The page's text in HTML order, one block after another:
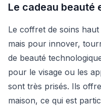
Le cadeau beauté
Le coffret de soins
mais pour innover,
de beauté
pour le visage ou les
sont très prisés. Ils
maison, ce qui est